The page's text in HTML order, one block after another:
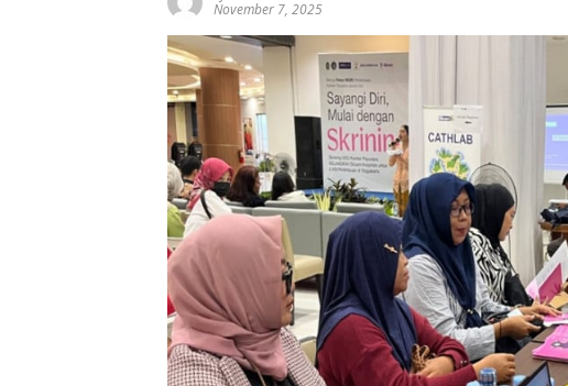
November 7, 2025